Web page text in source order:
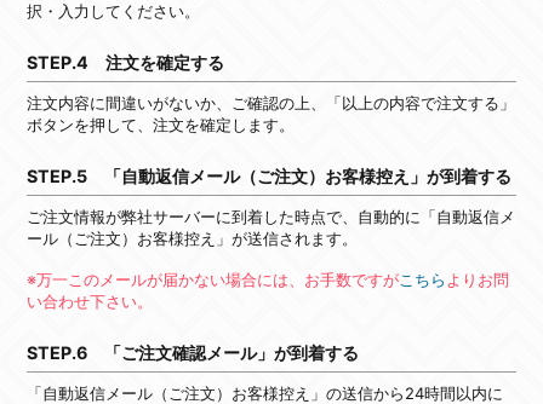
択・入力してください。
STEP.4 注文を確定する
注文内容に間違いがないか、ご確認の上、「以上の内容で注文する」
ボタンを押して、注文を確定します。
STEP.5 「自動返信メール（ご注文）お客様控え」が到着する
ご注文情報が弊社サーバーに到着した時点で、自動的に「自動返信メ
ール（ご注文）お客様控え」が送信されます。
※万一このメールが届かない場合には、お手数ですがこちら よりお問
い合わせ下さい。
STEP.6 「ご注文確認メール」が到着する
「自動返信メール（ご注文）お客様控え」の送信から24時間以内に